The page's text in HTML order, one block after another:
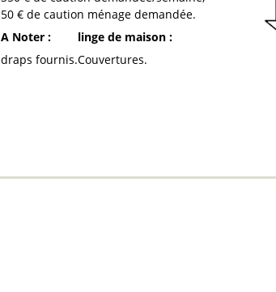
50 € de caution ménage demandée
A Noter:
draps fournis
linge de maison:
Couvertures